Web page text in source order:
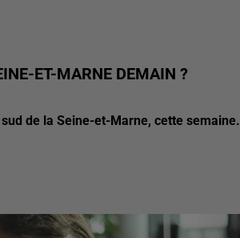
ET-MARNE DEMAIN ?
de la Seine-et-Marne, cette semaine.